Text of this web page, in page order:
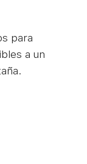
para
a un